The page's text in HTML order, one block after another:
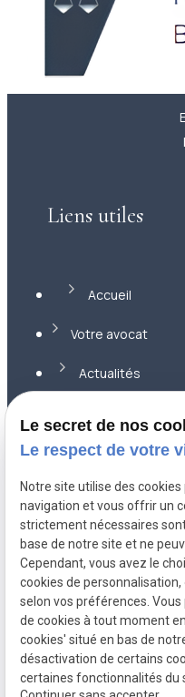
Liens utiles
Accueil
Votre avocat
Actualités
Mentions légales
Politique de
confidentialité
Gestion des
cookies
Le secret de nos
Le respect de votre
Notre site utilise des
navigation et vous offrir un
strictement nécessaires
base de notre site et ne
Cependant, vous avez le
cookies de
selon vos préférences.
de cookies à tout moment
cookies' situé en bas de
désactivation de certains
certaines fonctionnalités du